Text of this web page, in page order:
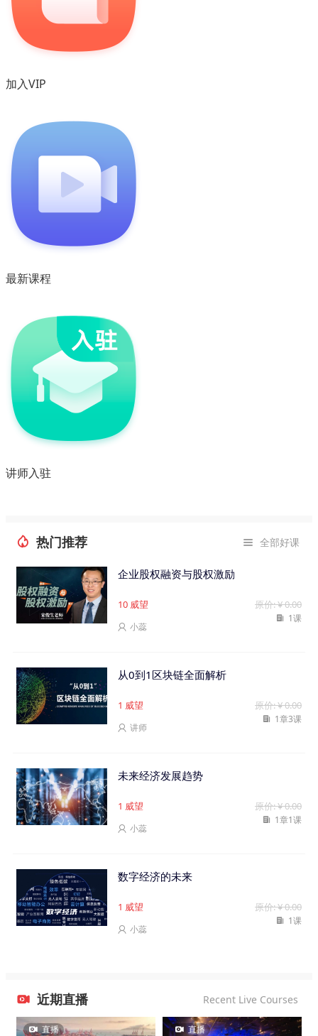
加入VIP
最新课程
讲师入驻
 热门推荐  全部好课
企业股权融资与股权激励
10 威望 原价: ¥ 0.00
 小蕊
 1课
从0到1区块链全面解析
1 威望 原价: ¥ 0.00
 讲师
 1章3课
未来经济发展趋势
1 威望 原价: ¥ 0.00
 小蕊
 1章1课
数字经济的未来
1 威望 原价: ¥ 0.00
 小蕊
 1课
 近期直播 Recent Live Courses
 直播  直播